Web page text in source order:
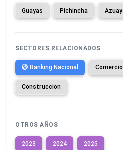
Guayas Pichincha Azuay
SECTORES RELACIONADOS
Ranking Nacional Comercio
Construccion
OTROS AÑOS
2023 2024 2025